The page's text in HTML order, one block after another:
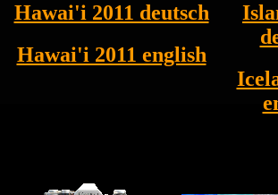
Hawai'i 2011 deutsch
Hawai'i 2011 english